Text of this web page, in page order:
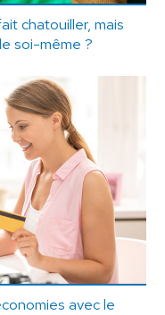
chatouiller, mais
soi-même ?
avec le